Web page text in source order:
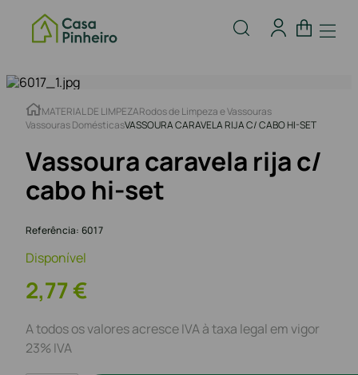
MATERIAL DE LIMPEZARodos de Limpeza e Vassouras
Vassouras DomésticasVASSOURA CARAVELA RIJA C/ CABO HI-SET
Vassoura caravela rija c/
cabo hi-set
Referência: 6017
Disponível
2,77€
A todos os valores acresce IVA à taxa legal em vigor
23% IVA